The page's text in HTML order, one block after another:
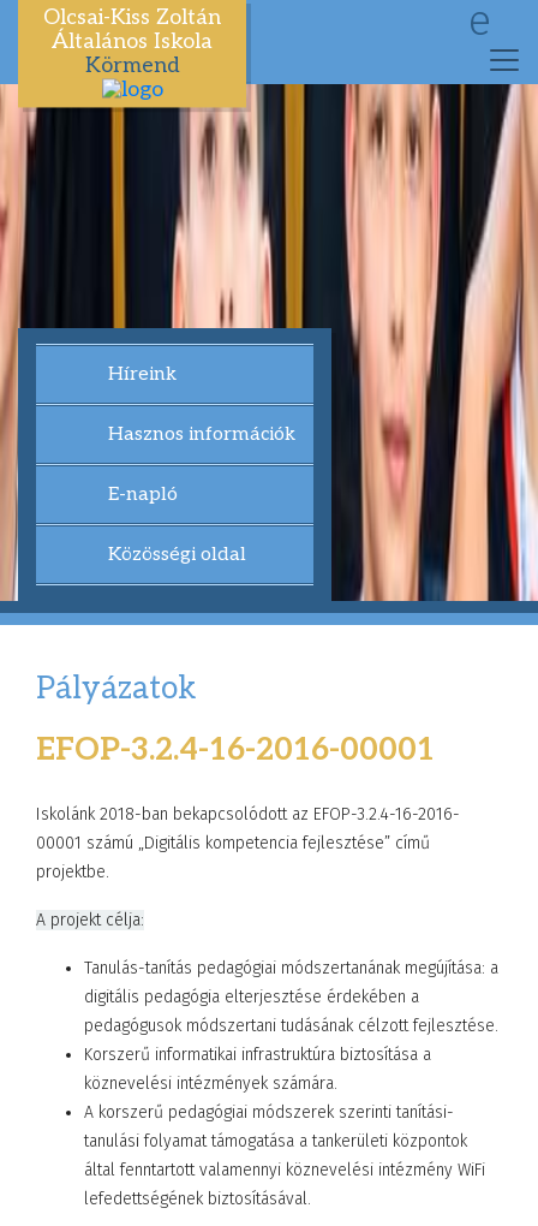
Olcsai-Kiss Zoltán
Általános Iskola
Körmend
e
Híreink
Hasznos információk
E-napló
Közösségi oldal
Pályázatok
EFOP-3.2.4-16-2016-00001
Iskolánk 2018-ban bekapcsolódott az EFOP-3.2.4-16-2016-
00001 számú „Digitális kompetencia fejlesztése” című
projektbe.
A projekt célja:
Tanulás-tanítás pedagógiai módszertanának megújítása: a
digitális pedagógia elterjesztése érdekében a
pedagógusok módszertani tudásának célzott fejlesztése.
Korszerű informatikai infrastruktúra biztosítása a
köznevelési intézmények számára.
A korszerű pedagógiai módszerek szerinti tanítási-
tanulási folyamat támogatása a tankerületi központok
által fenntartott valamennyi köznevelési intézmény WiFi
lefedettségének biztosításával.